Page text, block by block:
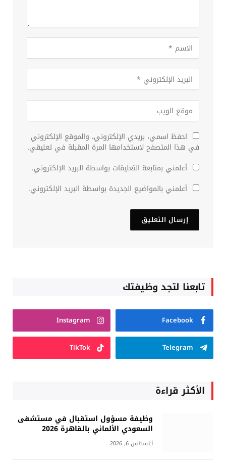
احفظ اسمي، بريدي الإلكتروني، والموقع الإلكتروني
في هذا المتصفح لاستخدامها المرة المقبلة في تعليقي.
أعلمني بمتابعة التعليقات بواسطة البريد الإلكتروني.
أعلمني بالمواضيع الجديدة بواسطة البريد الإلكتروني.
تابعنا لتجد وظيفتك
Facebook
Instagram
Telegram
TikTok
الأكثر قراءة
وظيفة مسؤول استقبال في مستشفى
السعودي الألماني بالقاهرة 2026
أغسطس 6, 2026